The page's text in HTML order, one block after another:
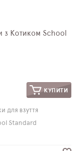
з Котиком School
КУПИТИ
для взуття
Standard